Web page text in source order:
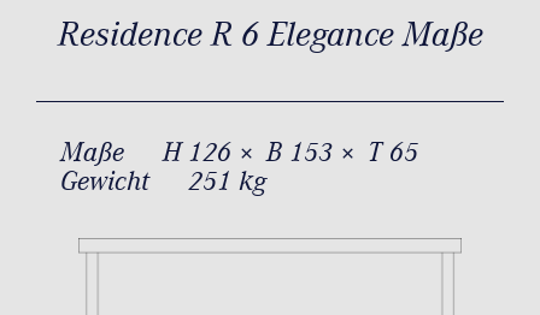
Residence R 6 Elegance Maße
Maße
H 126 × B 153 × T 65
Gewicht
251 kg